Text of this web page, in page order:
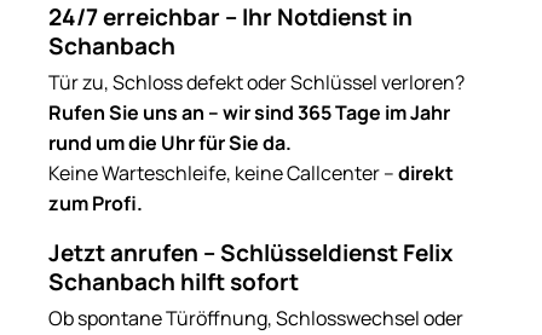
24/7 erreichbar – Ihr Notdienst in
Schanbach
Tür zu, Schloss defekt oder Schlüssel verloren?
Rufen Sie uns an – wir sind 365 Tage im Jahr
rund um die Uhr für Sie da.
Keine Warteschleife, keine Callcenter –direkt
zum Profi.
Jetzt anrufen – Schlüsseldienst Felix
Schanbach hilft sofort
Ob spontane Türöffnung, Schlosswechsel oder